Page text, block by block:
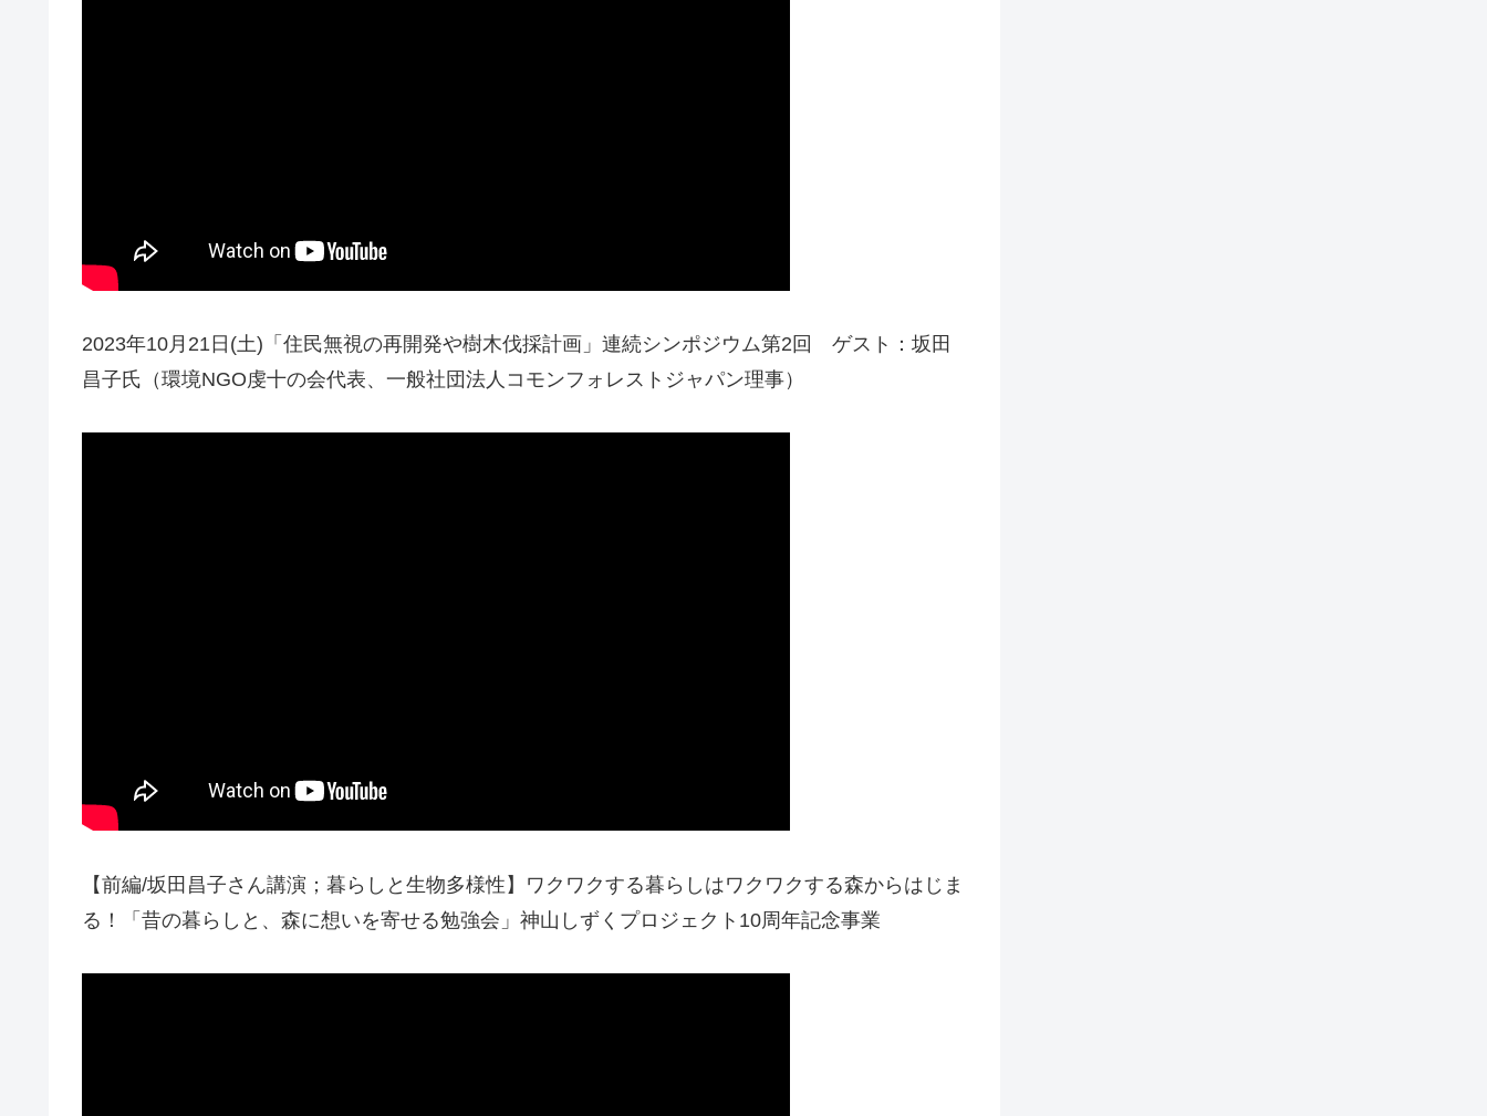
2023年10月21日(土)「住民無視の再開発や樹木伐採計画」連続シンポジウム第2回 ゲスト：坂田
昌子氏（環境NGO虔十の会代表、一般社団法人コモンフォレストジャパン理事）
【前編/坂田昌子さん講演；暮らしと生物多様性】ワクワクする暮らしはワクワクする森からはじま
る！「昔の暮らしと、森に想いを寄せる勉強会」神山しずくプロジェクト10周年記念事業